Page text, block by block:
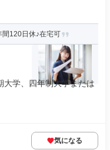
間120日休♪在宅可
大学、四年制大学または
気になる